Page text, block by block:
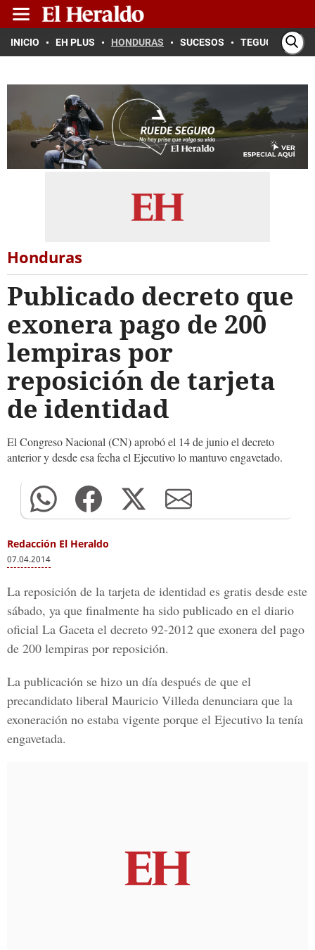
INICIO EH PLUS HONDURAS SUCESOS TEGUCIGALPA
Honduras
Publicado decreto que
exonera pago de 200
lempiras por
reposición de tarjeta
de identidad
El Congreso Nacional (CN) aprobó el 14 de junio el decreto
anterior y desde esa fecha el Ejecutivo lo mantuvo engavetado.
Redacción El Heraldo
07.04.2014
La reposición de la tarjeta de identidad es gratis desde este
sábado, ya que finalmente ha sido publicado en el diario
oficial La Gaceta el decreto 92-2012 que exonera del pago
de 200 lempiras por reposición.
La publicación se hizo un día después de que el
precandidato liberal Mauricio Villeda denunciara que la
exoneración no estaba vigente porque el Ejecutivo la tenía
engavetada.